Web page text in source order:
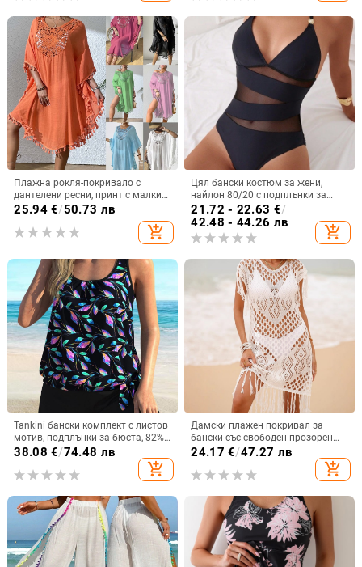
Плажна рокля-покривало с
дантелени ресни, принт с малки
цветчета, полиестер, акрилова
подплата, 238 g/m², за възрастни
жени
25.94€/50.73 лв
add_shopping_cart
Цял бански костюм за жени,
найлон 80/20 с подплънки за
бюста, подплата спандекс 20%,
без ръкави
21.72 - 22.63 €/
42.48 - 44.26 лв
add_shopping_cart
Tankini бански комплект с листов
мотив, подплънки за бюста, 82%
полиестер, за възрастни
38.08 €/74.48 лв
add_shopping_cart
Дамски плажен покривал за
бански със свободен прозорен
дизайн и пискюли - имитирана
памучна тъкан, полиестрова
подплата, тегло 151 г
24.17 €/47.27 лв
add_shopping_cart